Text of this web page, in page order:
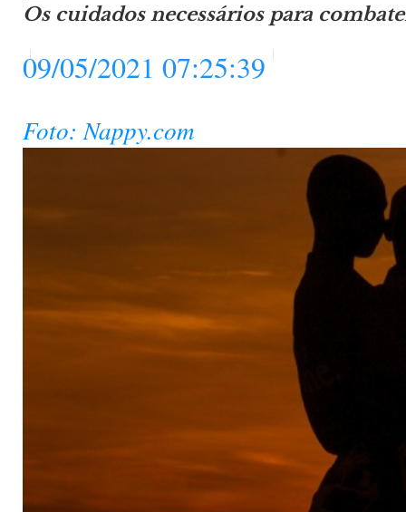
Os cuidados necessários para
09/05/2021 07:25:39
Foto: Nappy.com